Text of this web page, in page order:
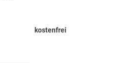
kostenfrei